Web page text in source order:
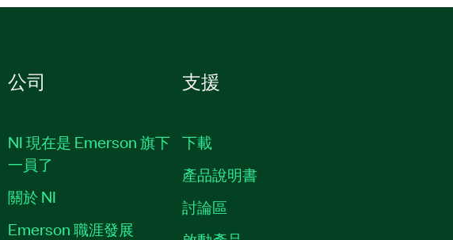
公司
NI 現在是 Emerson 旗下
一員了
關於 NI
Emerson 職涯發展
支援
下載
產品說明書
討論區